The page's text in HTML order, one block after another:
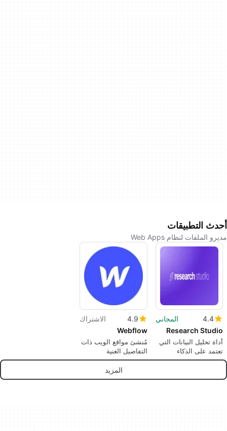
أحدث التطبيقات
مديرو الملفات لنظام Web Apps
4.4
المجاني
Research Studio
أداة تحليل البيانات التي
تعتمد على الذكاء
الاصطناعي
4.9
الاشتراك
Webflow
مُنشئ مواقع الويب ذات
التفاصيل الغنية
المزيد